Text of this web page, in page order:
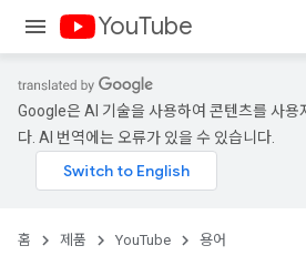
YouTube
Google은 AI 기술을 사용하여 콘텐츠를 사용
다. AI 번역에는 오류가 있을 수 있습니다.
홈 제품 YouTube 용어